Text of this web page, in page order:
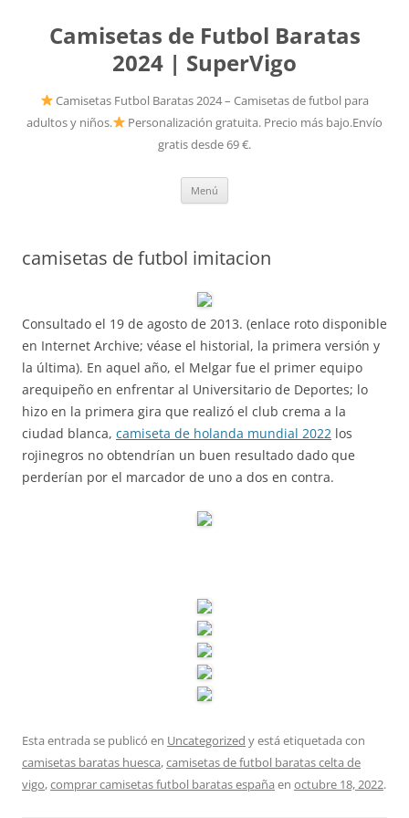
Camisetas de Futbol Baratas
2024 | SuperVigo
Camisetas Futbol Baratas 2024 – Camisetas de futbol para
adultos y niños.
Personalización gratuita. Precio más bajo.Envío
gratis desde 69 €.
Menú
camisetas de futbol imitacion
Consultado el 19 de agosto de 2013. (enlace roto disponible
en Internet Archive; véase el historial, la primera versión y
la última). En aquel año, el Melgar fue el primer equipo
arequipeño en enfrentar al Universitario de Deportes; lo
hizo en la primera gira que realizó el club crema a la
ciudad blanca, camiseta de holanda mundial 2022 los
rojinegros no obtendrían un buen resultado dado que
perderían por el marcador de uno a dos en contra.
Esta entrada se publicó en Uncategorized y está etiquetada con
camisetas baratas huesca,camisetas de futbol baratas celta de
vigo,comprar camisetas futbol baratas españa en octubre 18, 2022.